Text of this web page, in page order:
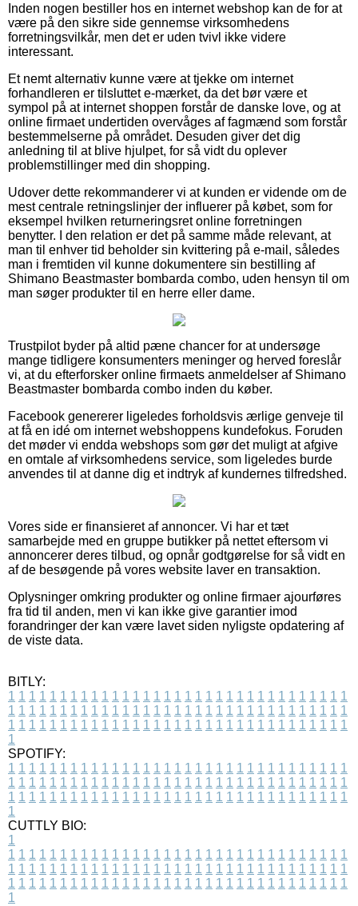
Inden nogen bestiller hos en internet webshop kan de for at
være på den sikre side gennemse virksomhedens
forretningsvilkår, men det er uden tvivl ikke videre
interessant.
Et nemt alternativ kunne være at tjekke om internet
forhandleren er tilsluttet e-mærket, da det bør være et
sympol på at internet shoppen forstår de danske love, og at
online firmaet undertiden overvåges af fagmænd som forstår
bestemmelserne på området. Desuden giver det dig
anledning til at blive hjulpet, for så vidt du oplever
problemstillinger med din shopping.
Udover dette rekommanderer vi at kunden er vidende om de
mest centrale retningslinjer der influerer på købet, som for
eksempel hvilken returneringsret online forretningen
benytter. I den relation er det på samme måde relevant, at
man til enhver tid beholder sin kvittering på e-mail, således
man i fremtiden vil kunne dokumentere sin bestilling af
Shimano Beastmaster bombarda combo, uden hensyn til om
man søger produkter til en herre eller dame.
Trustpilot byder på altid pæne chancer for at undersøge
mange tidligere konsumenters meninger og herved foreslår
vi, at du efterforsker online firmaets anmeldelser af Shimano
Beastmaster bombarda combo inden du køber.
Facebook genererer ligeledes forholdsvis ærlige genveje til
at få en idé om internet webshoppens kundefokus. Foruden
det møder vi endda webshops som gør det muligt at afgive
en omtale af virksomhedens service, som ligeledes burde
anvendes til at danne dig et indtryk af kundernes tilfredshed.
Vores side er finansieret af annoncer. Vi har et tæt
samarbejde med en gruppe butikker på nettet eftersom vi
annoncerer deres tilbud, og opnår godtgørelse for så vidt en
af de besøgende på vores website laver en transaktion.
Oplysninger omkring produkter og online firmaer ajourføres
fra tid til anden, men vi kan ikke give garantier imod
forandringer der kan være lavet siden nyligste opdatering af
de viste data.
BITLY:
1 1 1 1 1 1 1 1 1 1 1 1 1 1 1 1 1 1 1 1 1 1 1 1 1 1 1 1 1 1 1 1 1
1 1 1 1 1 1 1 1 1 1 1 1 1 1 1 1 1 1 1 1 1 1 1 1 1 1 1 1 1 1 1 1 1
1 1 1 1 1 1 1 1 1 1 1 1 1 1 1 1 1 1 1 1 1 1 1 1 1 1 1 1 1 1 1 1 1
1
SPOTIFY:
1 1 1 1 1 1 1 1 1 1 1 1 1 1 1 1 1 1 1 1 1 1 1 1 1 1 1 1 1 1 1 1 1
1 1 1 1 1 1 1 1 1 1 1 1 1 1 1 1 1 1 1 1 1 1 1 1 1 1 1 1 1 1 1 1 1
1 1 1 1 1 1 1 1 1 1 1 1 1 1 1 1 1 1 1 1 1 1 1 1 1 1 1 1 1 1 1 1 1
1
CUTTLY BIO:
1
1 1 1 1 1 1 1 1 1 1 1 1 1 1 1 1 1 1 1 1 1 1 1 1 1 1 1 1 1 1 1 1 1
1 1 1 1 1 1 1 1 1 1 1 1 1 1 1 1 1 1 1 1 1 1 1 1 1 1 1 1 1 1 1 1 1
1 1 1 1 1 1 1 1 1 1 1 1 1 1 1 1 1 1 1 1 1 1 1 1 1 1 1 1 1 1 1 1 1
1